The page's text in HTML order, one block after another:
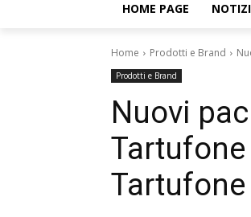
HOME PAGE
Home Prodotti e Brand
Prodotti e Brand
Nuovi